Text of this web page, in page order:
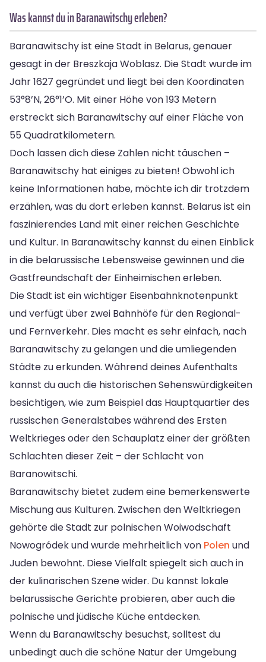
Was kannst du in Baranawitschy erleben?
Baranawitschy ist eine Stadt in Belarus, genauer
gesagt in der Breszkaja Woblasz. Die Stadt wurde im
Jahr 1627 gegründet und liegt bei den Koordinaten
53°8’N, 26°1’O. Mit einer Höhe von 193 Metern
erstreckt sich Baranawitschy auf einer Fläche von
55 Quadratkilometern.
Doch lassen dich diese Zahlen nicht täuschen –
Baranawitschy hat einiges zu bieten! Obwohl ich
keine Informationen habe, möchte ich dir trotzdem
erzählen, was du dort erleben kannst. Belarus ist ein
faszinierendes Land mit einer reichen Geschichte
und Kultur. In Baranawitschy kannst du einen Einblick
in die belarussische Lebensweise gewinnen und die
Gastfreundschaft der Einheimischen erleben.
Die Stadt ist ein wichtiger Eisenbahnknotenpunkt
und verfügt über zwei Bahnhöfe für den Regional-
und Fernverkehr. Dies macht es sehr einfach, nach
Baranawitschy zu gelangen und die umliegenden
Städte zu erkunden. Während deines Aufenthalts
kannst du auch die historischen Sehenswürdigkeiten
besichtigen, wie zum Beispiel das Hauptquartier des
russischen Generalstabes während des Ersten
Weltkrieges oder den Schauplatz einer der größten
Schlachten dieser Zeit – der Schlacht von
Baranowitschi.
Baranawitschy bietet zudem eine bemerkenswerte
Mischung aus Kulturen. Zwischen den Weltkriegen
gehörte die Stadt zur polnischen Woiwodschaft
Nowogródek und wurde mehrheitlich von Polen und
Juden bewohnt. Diese Vielfalt spiegelt sich auch in
der kulinarischen Szene wider. Du kannst lokale
belarussische Gerichte probieren, aber auch die
polnische und jüdische Küche entdecken.
Wenn du Baranawitschy besuchst, solltest du
unbedingt auch die schöne Natur der Umgebung